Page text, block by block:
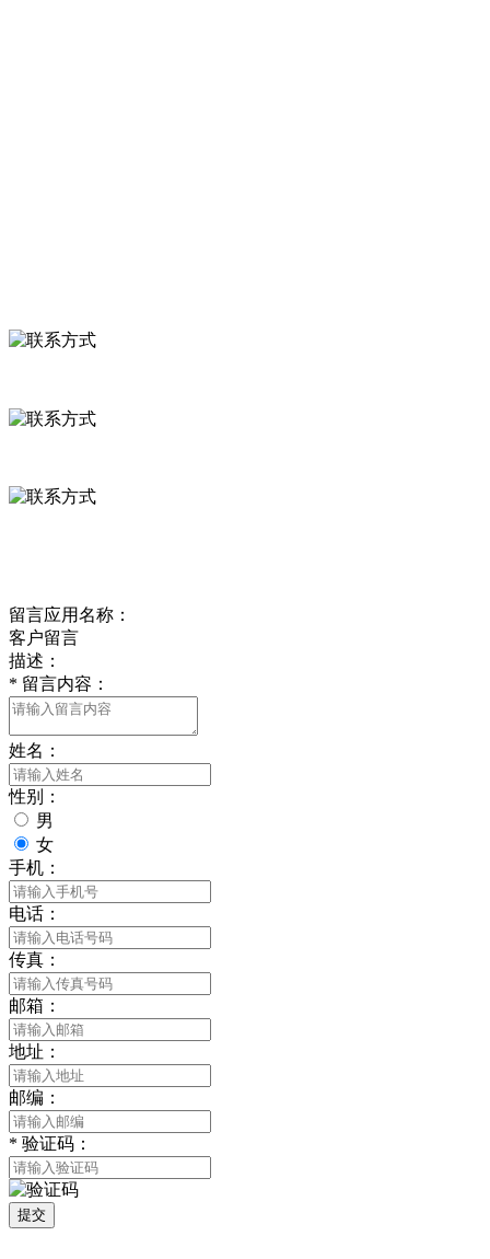
留言应用名称：
客户留言
描述：
* 留言内容：
姓名：
性别：
男
女
手机：
电话：
传真：
邮箱：
地址：
邮编：
* 验证码：
提交